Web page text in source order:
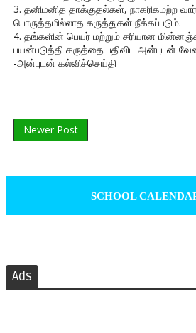
3. தனிமனித தாக்குதல்கள், நாகரிகமற்ற
பொருத்தமில்லாத கருத்துகள் நீக்கப்படும்.
4. தங்களின் பெயர் மற்றும் சரியான
பயன்படுத்தி கருத்தை பதிவிட அன்புடன்
-அன்புடன் கல்விச்செய்தி
Newer Post
SCHOOL
Ads